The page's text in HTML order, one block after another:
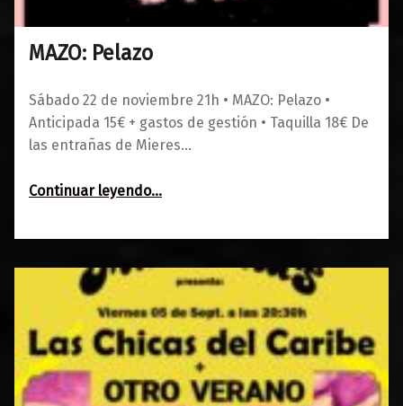
MAZO: Pelazo
Sábado 22 de noviembre 21h • MAZO: Pelazo •
Anticipada 15€ + gastos de gestión • Taquilla 18€ De
las entrañas de Mieres…
Continuar leyendo…
01/10/20250
Maravillas